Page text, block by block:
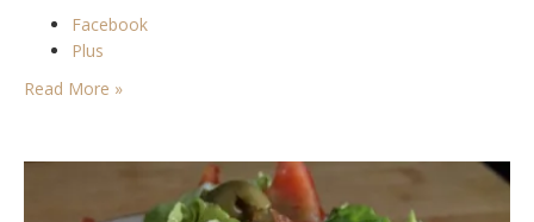
Facebook
Plus
Read More »